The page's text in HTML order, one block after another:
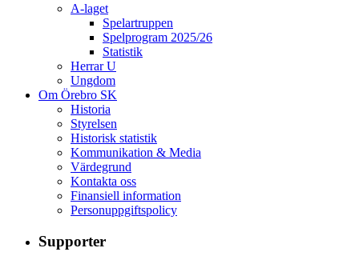
A-laget
Spelartruppen
Spelprogram 2025/26
Statistik
Herrar U
Ungdom
Om Örebro SK
Historia
Styrelsen
Historisk statistik
Kommunikation & Media
Värdegrund
Kontakta oss
Finansiell information
Personuppgiftspolicy
Supporter